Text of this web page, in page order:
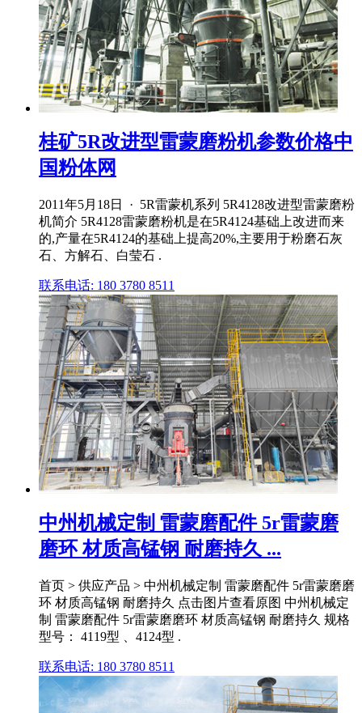
桂矿5R改进型雷蒙磨粉机参数价格中
国粉体网
2011年5月18日 · 5R雷蒙机系列 5R4128改进型雷蒙磨粉
机简介 5R4128雷蒙磨粉机是在5R4124基础上改进而来
的,产量在5R4124的基础上提高20%,主要用于粉磨石灰
石、方解石、白莹石 .
联系电话: 180 3780 8511
中州机械定制 雷蒙磨配件 5r雷蒙磨
磨环 材质高锰钢 耐磨持久 ...
首页 > 供应产品 > 中州机械定制 雷蒙磨配件 5r雷蒙磨磨
环 材质高锰钢 耐磨持久 点击图片查看原图 中州机械定
制 雷蒙磨配件 5r雷蒙磨磨环 材质高锰钢 耐磨持久 规格
型号： 4119型 、4124型 .
联系电话: 180 3780 8511